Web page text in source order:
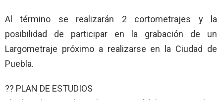
Al término se realizarán 2 cortometrajes y la
posibilidad de participar en la grabación de un
Largometraje próximo a realizarse en la Ciudad de
Puebla.
?? PLAN DE ESTUDIOS